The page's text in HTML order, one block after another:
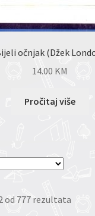
očnjak (Džek
14.00 KM
Pročitaj više
od 777 rezultata